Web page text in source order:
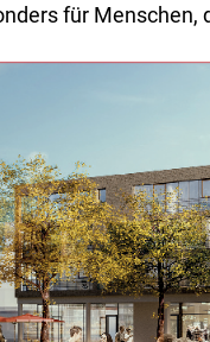
für Menschen,